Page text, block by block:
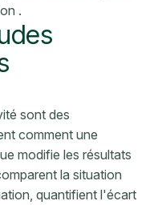
.
sont des
comment une
modifie les résultats
la situation
quantifient l'écart